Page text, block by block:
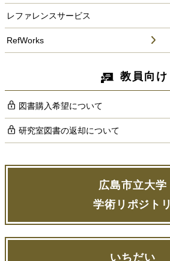
レファレンスサービス
RefWorks
教員向け
図書購入希望について
研究室図書の返却について
広島市立大学
学術リポジトリ
いちだい